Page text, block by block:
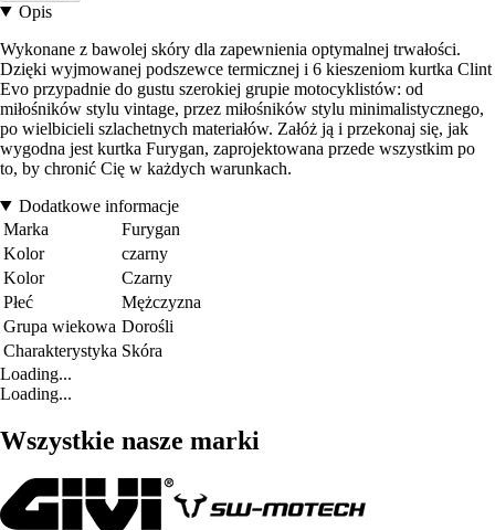
Opis
Wykonane z bawolej skóry dla zapewnienia optymalnej trwałości.
Dzięki wyjmowanej podszewce termicznej i 6 kieszeniom kurtka Clint
Evo przypadnie do gustu szerokiej grupie motocyklistów: od
miłośników stylu vintage, przez miłośników stylu minimalistycznego,
po wielbicieli szlachetnych materiałów. Załóż ją i przekonaj się, jak
wygodna jest kurtka Furygan, zaprojektowana przede wszystkim po
to, by chronić Cię w każdych warunkach.
Dodatkowe informacje
Marka
Furygan
Kolor
czarny
Kolor
Czarny
Płeć
Mężczyzna
Grupa wiekowa Dorośli
Charakterystyka Skóra
Loading...
Loading...
Wszystkie nasze marki